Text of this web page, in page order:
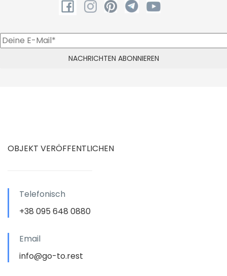
OBJEKT VERÖFFENTLICHEN
Telefonisch
+38 095 648 0880
Email
info@go-to.rest